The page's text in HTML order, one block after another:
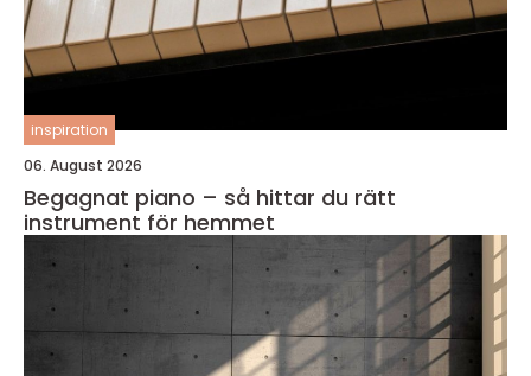
inspiration
06. August 2026
Begagnat piano – så hittar du rätt
instrument för hemmet